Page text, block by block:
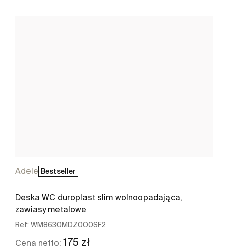
Adele Bestseller
Deska WC duroplast slim wolnoopadająca,
zawiasy metalowe
Ref: WM8630MDZ000SF2
Cena netto: 175 zł